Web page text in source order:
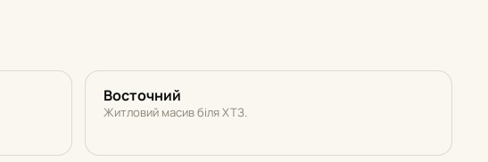
Восточний
Житловий масив біля ХТЗ.